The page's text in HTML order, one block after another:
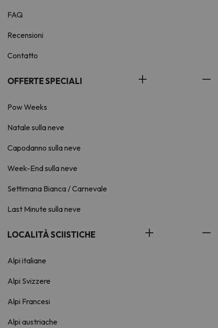
FAQ
Recensioni
Contatto
OFFERTE SPECIALI
Pow Weeks
Natale sulla neve
Capodanno sulla neve
Week-End sulla neve
Settimana Bianca / Carnevale
Last Minute sulla neve
LOCALITÀ SCIISTICHE
Alpi italiane
Alpi Svizzere
Alpi Francesi
Alpi austriache